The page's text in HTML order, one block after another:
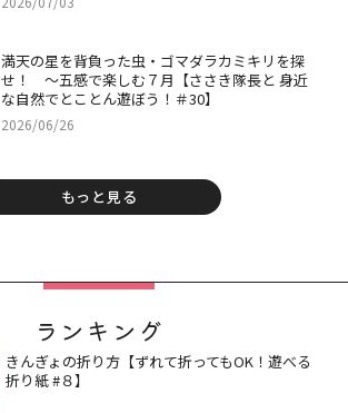
満天の星を背負った虫・ゴマダラカミキリを探
せ！ ～五感で楽しむ７月【ささき隊長と 身近
な自然でとことん遊ぼう！＃30】
2026/06/26
もっと見る
ランキング
きんぎょの折り方【ずれて折ってもOK！遊べる
折り紙 #８】